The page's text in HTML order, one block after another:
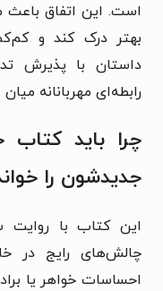
است. این اتفاق باعث
بهتر درک کند و
داستان با پذیرش
رابطه‌ای مهربانانه
چرا باید کتاب
جدیدشون را
این کتاب با روایت
چالش‌های رایج در
احساسات خواهر یا